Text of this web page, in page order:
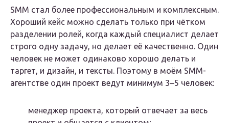
SMM стал более профессиональным и комплексным.
Хороший кейс можно сделать только при чётком
разделении ролей, когда каждый специалист делает
строго одну задачу, но делает её качественно. Один
человек не может одинаково хорошо делать и
таргет, и дизайн, и тексты. Поэтому в моём SMM-
агентстве один проект ведут минимум 3‒5 человек:
менеджер проекта, который отвечает за весь